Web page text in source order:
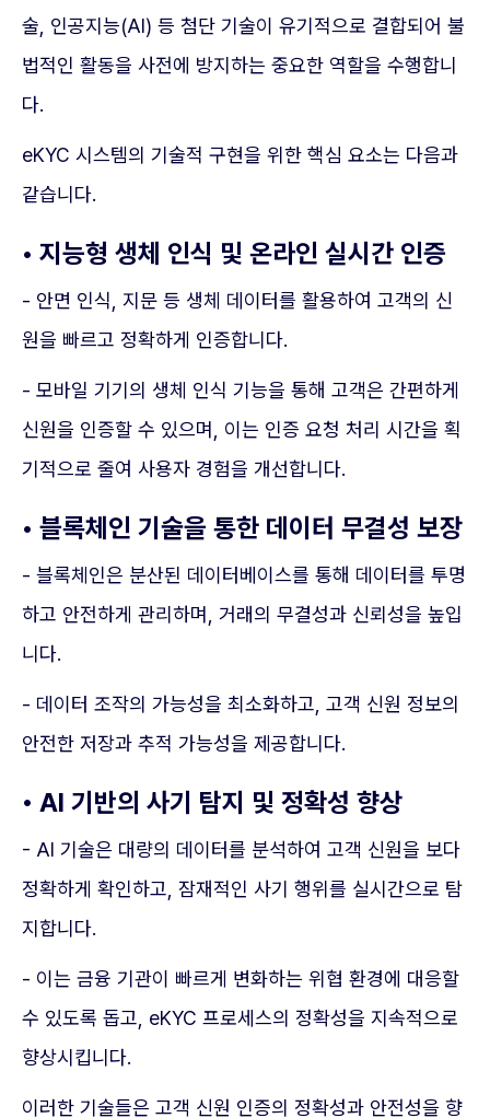
술, 인공지능(AI) 등 첨단 기술이 유기적으로 결합되어 불
법적인 활동을 사전에 방지하는 중요한 역할을 수행합니
다.
eKYC 시스템의 기술적 구현을 위한 핵심 요소는 다음과
같습니다.
• 지능형 생체 인식 및 온라인 실시간 인증
- 안면 인식, 지문 등 생체 데이터를 활용하여 고객의 신
원을 빠르고 정확하게 인증합니다.
- 모바일 기기의 생체 인식 기능을 통해 고객은 간편하게
신원을 인증할 수 있으며, 이는 인증 요청 처리 시간을 획
기적으로 줄여 사용자 경험을 개선합니다.
• 블록체인 기술을 통한 데이터 무결성 보장
- 블록체인은 분산된 데이터베이스를 통해 데이터를 투명
하고 안전하게 관리하며, 거래의 무결성과 신뢰성을 높입
니다.
- 데이터 조작의 가능성을 최소화하고, 고객 신원 정보의
안전한 저장과 추적 가능성을 제공합니다.
• AI 기반의 사기 탐지 및 정확성 향상
- AI 기술은 대량의 데이터를 분석하여 고객 신원을 보다
정확하게 확인하고, 잠재적인 사기 행위를 실시간으로 탐
지합니다.
- 이는 금융 기관이 빠르게 변화하는 위협 환경에 대응할
수 있도록 돕고, eKYC 프로세스의 정확성을 지속적으로
향상시킵니다.
이러한 기술들은 고객 신원 인증의 정확성과 안전성을 향